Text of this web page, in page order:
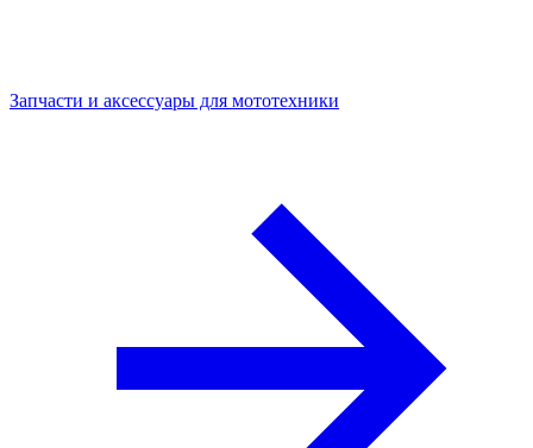
Запчасти и аксессуары для мототехники